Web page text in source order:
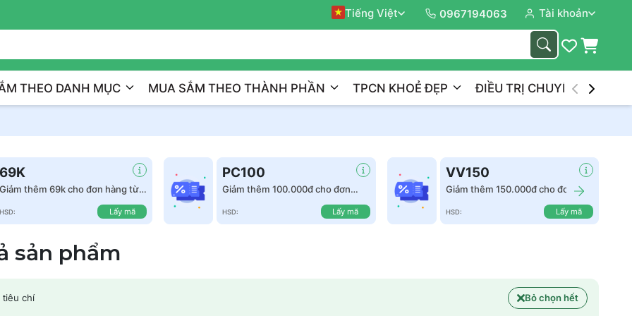
Tiếng Việt 0967194063
Tài khoản
THEO DANH MỤC MUA SẮM THEO THÀNH PHẦN TPCN KHOẺ ĐẸP ĐIỀU TRỊ CHUYÊN NGHIỆP
69K
Giảm thêm 69k cho đơn hàng từ
HSD: Lấy mã
PC100
Giảm thêm 100.000đ cho đơn
HSD: Lấy mã
VV150
Giảm thêm 150.000đ cho đơn
HSD: Lấy mã
sản phẩm
tiêu chí Bỏ chọn hết